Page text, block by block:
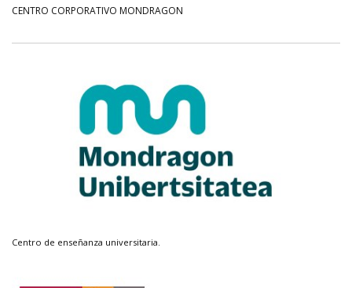
CENTRO CORPORATIVO MONDRAGON
Centro de enseñanza universitaria.